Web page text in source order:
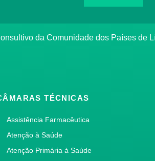
da Comunidade dos Países de
TÉCNICAS
Assistência Farmacêutica
Atenção à Saúde
Atenção Primária à Saúde